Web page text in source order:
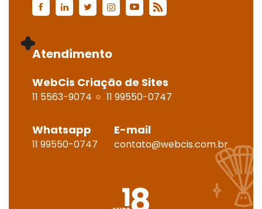
Atendimento
WebCis Criação de Sites
11 5563-9074 11 99550-0747
Whatsapp
11 99550-0747
E-mail
contato@webcis.com.br